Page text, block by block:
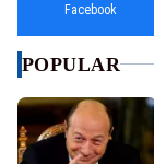
Facebook
POPULAR